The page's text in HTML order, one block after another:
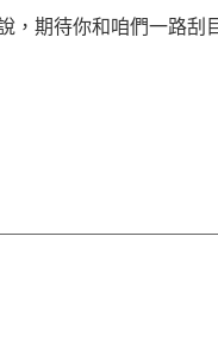
期待你和咱們一路刮